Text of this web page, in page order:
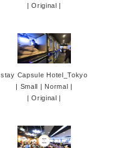
|Original |
stay Capsule Hotel_Tokyo
| Small | Normal |
|Original |